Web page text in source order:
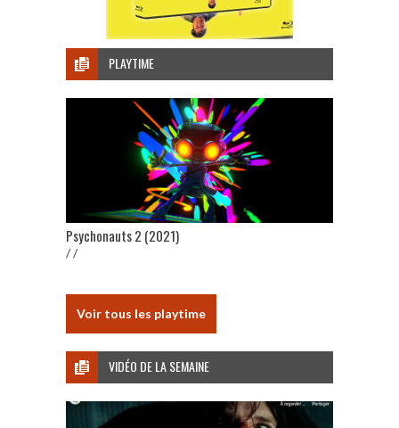
PLAYTIME
Psychonauts 2 (2021)
/ /
Voir tous les playtime
VIDÉO DE LA SEMAINE